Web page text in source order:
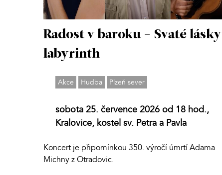
Radost v baroku - Svaté lásky
labyrinth
Akce Hudba Plzeň sever
sobota 25. července 2026 od 18 hod.,
Kralovice, kostel sv. Petra a Pavla
Koncert je připomínkou 350. výročí úmrtí Adama
Michny z Otradovic.